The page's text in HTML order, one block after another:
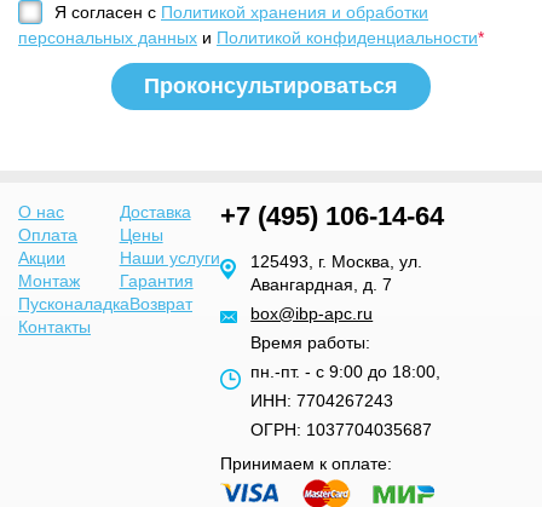
Я согласен с Политикой хранения и обработки
персональных данных и Политикой конфиденциальности*
О нас
Доставка
Оплата
Цены
Акции
Наши услуги
Монтаж
Гарантия
ПусконаладкаВозврат
Контакты
+7 (495) 106-14-64
125493, г. Москва, ул.
Авангардная, д. 7
box@ibp-apc.ru
Время работы:
пн.-пт. - с 9:00 до 18:00,
ИНН: 7704267243
ОГРН: 1037704035687
Принимаем к оплате: